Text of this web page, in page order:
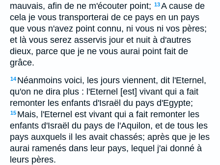
mauvais, afin de ne m'écouter point; 13A cause de
cela je vous transporterai de ce pays en un pays
que vous n'avez point connu, ni vous ni vos pères;
et là vous serez asservis jour et nuit à d'autres
dieux, parce que je ne vous aurai point fait de
grâce.
14 Néanmoins voici, les jours viennent, dit l'Eternel,
qu'on ne dira plus : l'Eternel [est] vivant qui a fait
remonter les enfants d'Israël du pays d'Egypte;
15 Mais, l'Eternel est vivant qui a fait remonter les
enfants d'Israël du pays de l'Aquilon, et de tous les
pays auxquels il les avait chassés; après que je les
aurai ramenés dans leur pays, lequel j'ai donné à
leurs pères.